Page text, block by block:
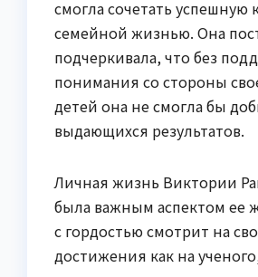
смогла сочетать успешную
семейной жизнью. Она
подчеркивала, что без
понимания со стороны
детей она не смогла бы
выдающихся результатов.
Личная жизнь Виктории
была важным аспектом ее
с гордостью смотрит на
достижения как на